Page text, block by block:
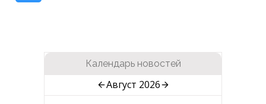
Календарь новостей
Август 2026